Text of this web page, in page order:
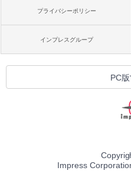
プライバシーポリシー
インプレスグループ
PC
Impress